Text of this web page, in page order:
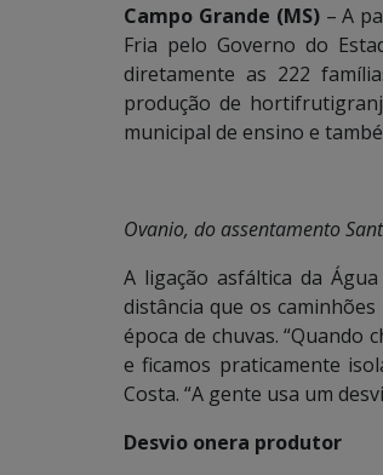
Campo Grande (MS)– A
Fria pelo Governo do
diretamente as 222
produção de
municipal de ensino e
Ovanio, do assentamento
A ligação asfáltica da
distância que os
época de chuvas. “Quando
e ficamos praticamente
Costa. “A gente usa um
Desvio onera produtor